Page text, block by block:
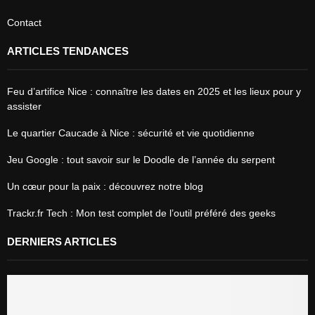
Contact
ARTICLES TENDANCES
Feu d’artifice Nice : connaître les dates en 2025 et les lieux pour y
assister
Le quartier Caucade à Nice : sécurité et vie quotidienne
Jeu Google : tout savoir sur le Doodle de l’année du serpent
Un cœur pour la paix : découvrez notre blog
Trackr.fr Tech : Mon test complet de l’outil préféré des geeks
DERNIERS ARTICLES